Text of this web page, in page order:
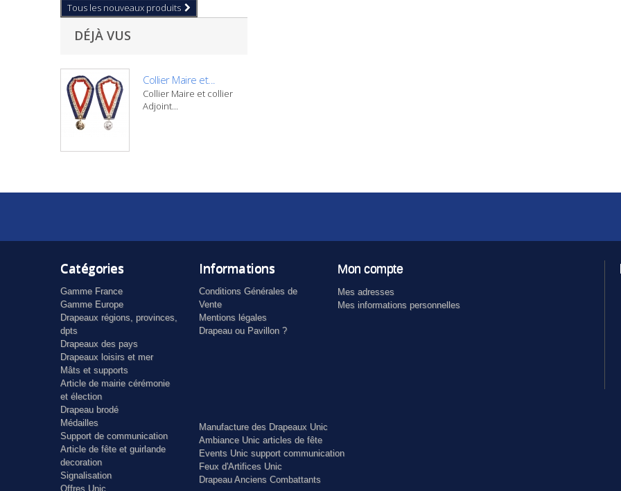
Tous les nouveaux produits
DÉJÀ VUS
Collier Maire et...
Collier Maire et collier
Adjoint...
Catégories
Gamme France
Gamme Europe
Drapeaux régions, provinces,
dpts
Drapeaux des pays
Drapeaux loisirs et mer
Mâts et supports
Article de mairie cérémonie
et élection
Drapeau brodé
Médailles
Support de communication
Article de fête et guirlande
decoration
Signalisation
Offres Unic
Informations
Conditions Générales de
Vente
Mentions légales
Drapeau ou Pavillon ?
Mon compte
Mes adresses
Mes informations personnelles
Manufacture des Drapeaux Unic
Ambiance Unic articles de fête
Events Unic support communication
Feux d'Artifices Unic
Drapeau Anciens Combattants